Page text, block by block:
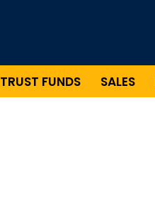
TRUST FUNDS SALES